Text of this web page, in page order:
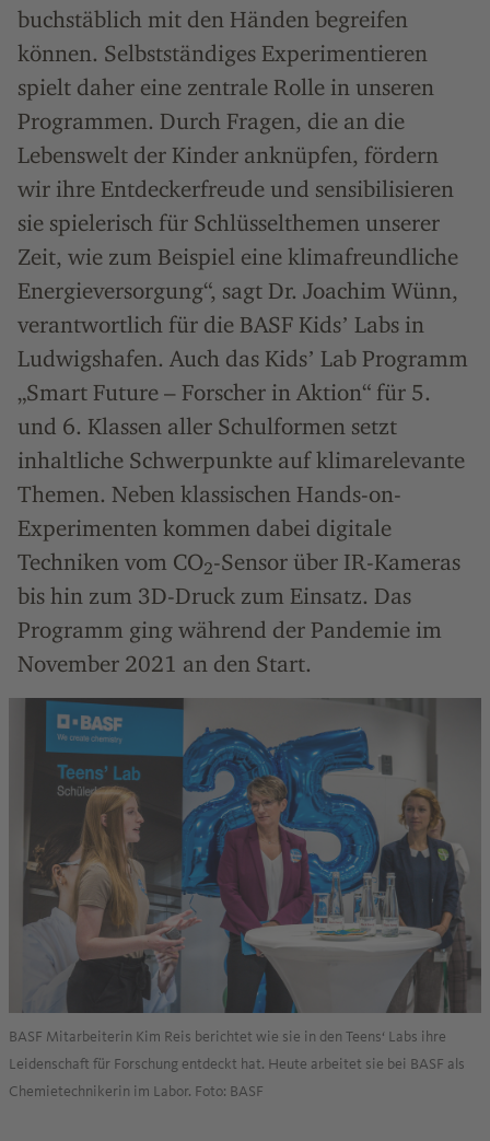
buchstäblich mit den Händen begreifen
können. Selbstständiges Experimentieren
spielt daher eine zentrale Rolle in unseren
Programmen. Durch Fragen, die an die
Lebenswelt der Kinder anknüpfen, fördern
wir ihre Entdeckerfreude und sensibilisieren
sie spielerisch für Schlüsselthemen unserer
Zeit, wie zum Beispiel eine klimafreundliche
Energieversorgung“, sagt Dr. Joachim Wünn,
verantwortlich für die BASF Kidsʼ Labs in
Ludwigshafen. Auch das Kidsʼ Lab Programm
„Smart Future – Forscher in Aktion“ für 5.
und 6. Klassen aller Schulformen setzt
inhaltliche Schwerpunkte auf klimarelevante
Themen. Neben klassischen Hands-on-
Experimenten kommen dabei digitale
Techniken vom CO2-Sensor über IR-Kameras
bis hin zum 3D-Druck zum Einsatz. Das
Programm ging während der Pandemie im
November 2021 an den Start.
BASF Mitarbeiterin Kim Reis berichtet wie sie in den Teens‘ Labs ihre
Leidenschaft für Forschung entdeckt hat. Heute arbeitet sie bei BASF als
Chemietechnikerin im Labor. Foto: BASF